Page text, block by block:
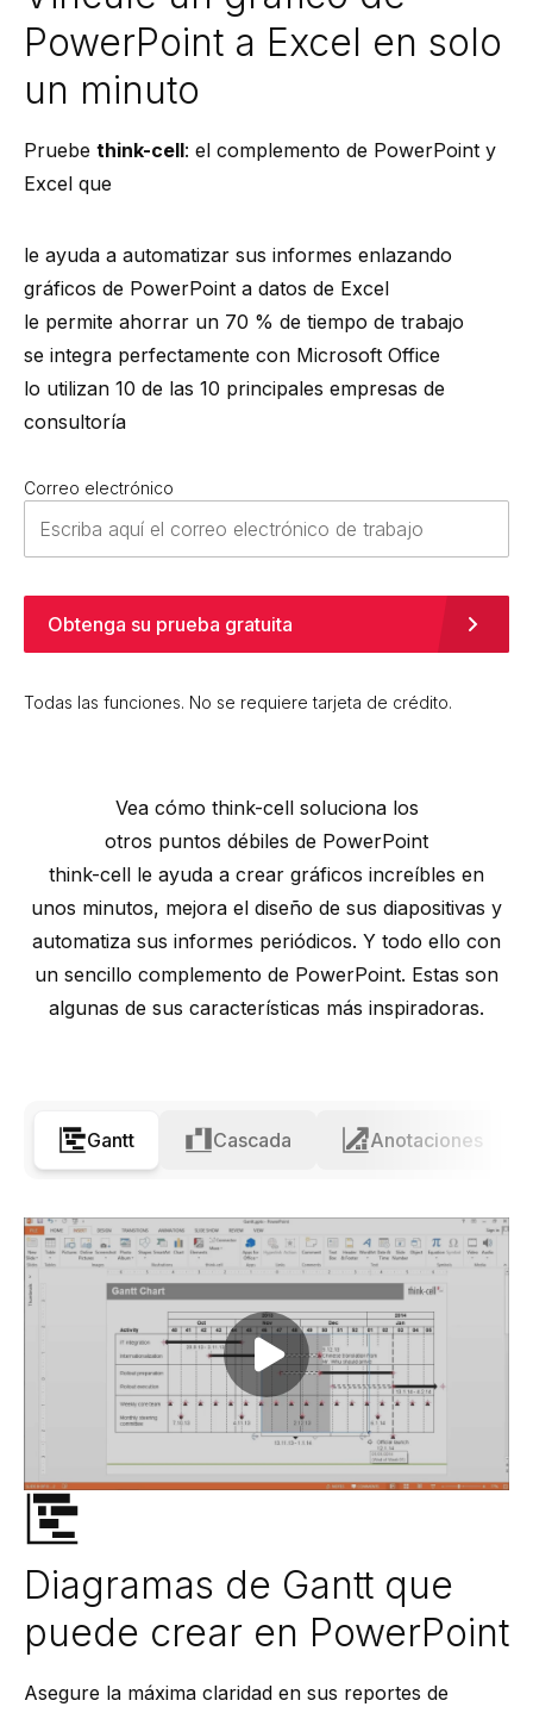
PowerPoint a Excel en solo
un minuto
Pruebe think-cell: el complemento de PowerPoint y
Excel que
le ayuda a automatizar sus informes enlazando
gráficos de PowerPoint a datos de Excel
le permite ahorrar un 70 % de tiempo de trabajo
se integra perfectamente con Microsoft Office
lo utilizan 10 de las 10 principales empresas de
consultoría
Correo electrónico
Obtenga su prueba gratuita
Todas las funciones. No se requiere tarjeta de crédito.
Vea cómo think-cellsoluciona los
otros puntos débiles de PowerPoint
think-cell le ayuda a crear gráficos increíbles en
unos minutos, mejora el diseño de sus diapositivas y
automatiza sus informes periódicos. Y todo ello con
un sencillo complemento de PowerPoint. Estas son
algunas de sus características más inspiradoras.
Gantt Cascada Anotaciones
Diagramas de Gantt que
puede crear en PowerPoint
Asegure la máxima claridad en sus reportes de
Play video